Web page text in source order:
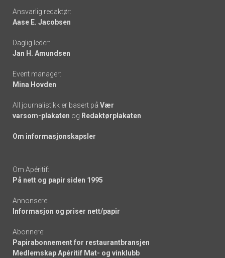
Footer
-
links
Ansvarlig redaktør:
Aase E. Jacobsen
Daglig leder:
Jan H. Amundsen
Event manager:
Mina Hovden
All journalistikk er basert på Vær
varsom-plakaten og Redaktørplakaten
Om informasjonskapsler
Om Apéritif:
På nett og papir siden 1995
Annonsere:
Informasjon og priser nett/papir
Abonnere:
Papirabonnement for restaurantbransjen
Medlemskap Apéritif Mat- og vinklubb